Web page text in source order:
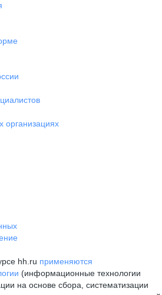
организациях
hh.ru применяются
(информационные технологии
на основе сбора, систематизации